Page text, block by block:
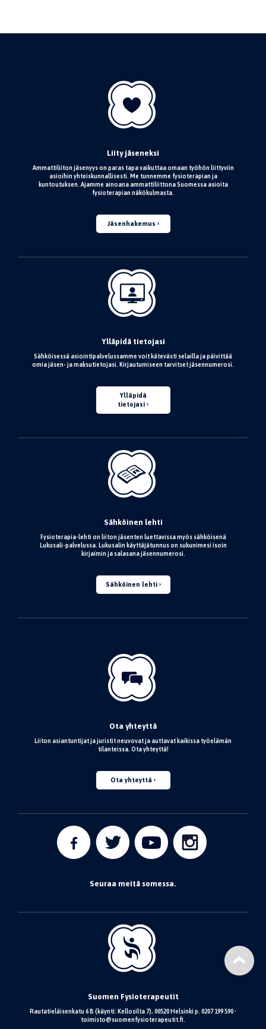
Liity jäseneksi
Ammattiliiton jäsenyys on paras tapa vaikuttaa omaan työhön liittyviin
asioihin yhteiskunnallisesti. Me tunnemme fysioterapian ja
kuntoutuksen. Ajamme ainoana ammattiliittona Suomessa asioita
fysioterapian näkökulmasta.
Jäsenhakemus
Ylläpidä tietojasi
Sähköisessä asiointipalvelussamme voit kätevästi selailla ja päivittää
omia jäsen- ja maksutietojasi. Kirjautumiseen tarvitset jäsennumerosi.
Ylläpidä
tietojasi
Sähköinen lehti
Fysioterapia-lehti on liiton jäsenten luettavissa myös sähköisenä
Lukusali-palvelussa. Lukusalin käyttäjätunnus on sukunimesi isoin
kirjaimin ja salasana jäsennumerosi.
Sähköinen lehti
Ota yhteyttä
Liiton asiantuntijat ja juristit neuvovat ja auttavat kaikissa työelämän
tilanteissa. Ota yhteyttä!
Ota yhteyttä
Seuraa meitä somessa.
Suomen Fysioterapeutit
Rautatieläisenkatu 6 B (käynti: Kellosilta 7), 00520 Helsinki p. 0207 199 590 •
toimisto@suomenfysioterapeutit.fi.